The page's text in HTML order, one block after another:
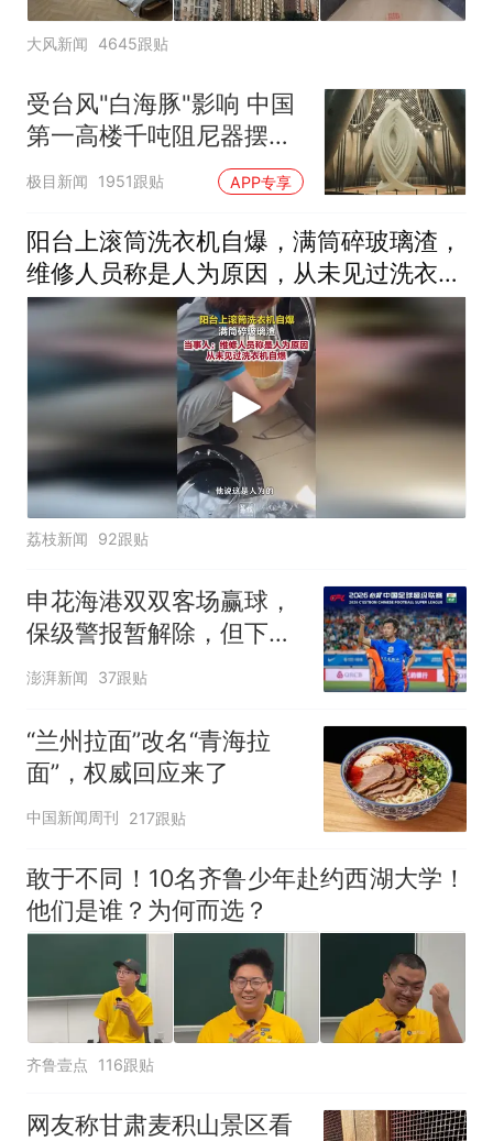
大风新闻 4645跟贴
受台风"白海豚"影响 中国
第一高楼千吨阻尼器摆动
明显
极目新闻 1951跟贴 APP专享
阳台上滚筒洗衣机自爆，满筒碎玻璃渣，
维修人员称是人为原因，从未见过洗衣机
自爆
荔枝新闻 92跟贴
申花海港双双客场赢球，
保级警报暂解除，但下一
轮才是生死战
澎湃新闻 37跟贴
“兰州拉面”改名“青海拉
面”，权威回应来了
中国新闻周刊 217跟贴
敢于不同！10名齐鲁少年赴约西湖大学！
他们是谁？为何而选？
齐鲁壹点 116跟贴
网友称甘肃麦积山景区看